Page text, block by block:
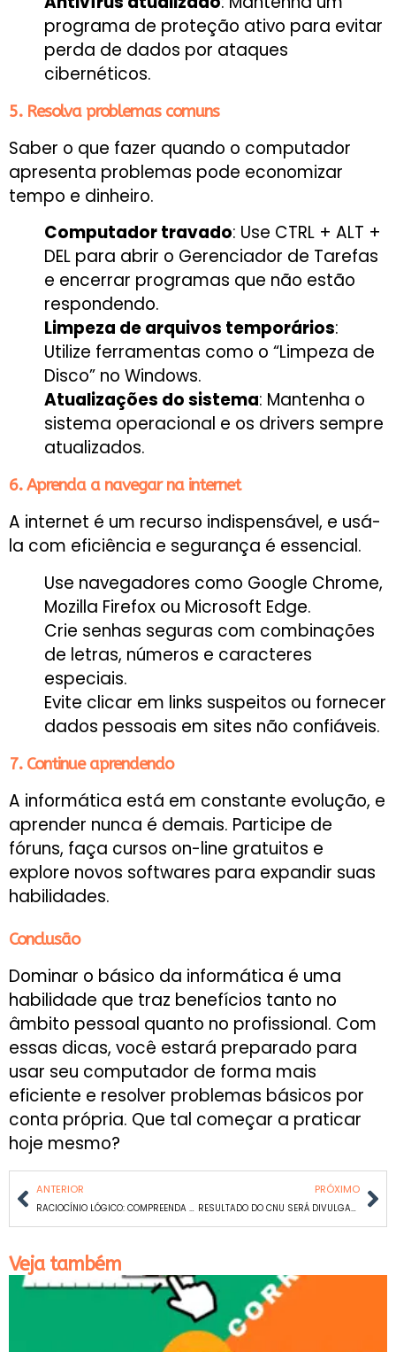
programa de proteção ativo para evitar
perda de dados por ataques
cibernéticos.
5. Resolva problemas comuns
Saber o que fazer quando o computador
apresenta problemas pode economizar
tempo e dinheiro.
Computador travado: Use CTRL + ALT +
DEL para abrir o Gerenciador de Tarefas
e encerrar programas que não estão
respondendo.
Limpeza de arquivos temporários:
Utilize ferramentas como o “Limpeza de
Disco” no Windows.
Atualizações do sistema: Mantenha o
sistema operacional e os drivers sempre
atualizados.
6. Aprenda a navegar na internet
A internet é um recurso indispensável, e usá-
la com eficiência e segurança é essencial.
Use navegadores como Google Chrome,
Mozilla Firefox ou Microsoft Edge.
Crie senhas seguras com combinações
de letras, números e caracteres
especiais.
Evite clicar em links suspeitos ou fornecer
dados pessoais em sites não confiáveis.
7. Continue aprendendo
A informática está em constante evolução, e
aprender nunca é demais. Participe de
fóruns, faça cursos on-line gratuitos e
explore novos softwares para expandir suas
habilidades.
Conclusão
Dominar o básico da informática é uma
habilidade que traz benefícios tanto no
âmbito pessoal quanto no profissional. Com
essas dicas, você estará preparado para
usar seu computador de forma mais
eficiente e resolver problemas básicos por
conta própria. Que tal começar a praticar
hoje mesmo?
ANTERIOR
RACIOCÍNIO LÓGICO: COMPREENDA OS CONCEITOS FUNDAMENTAIS
PRÓXIMO
RESULTADO DO CNU SERÁ DIVULGADO EM FEVEREIRO: CONFIRA AS NOVAS DATAS
Veja também